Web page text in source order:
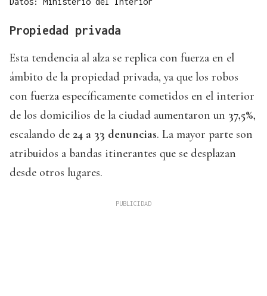
Propiedad privada
Esta tendencia al alza se replica con fuerza en el
ámbito de la propiedad privada, ya que los robos
con fuerza específicamente cometidos en el interior
de los domicilios de la ciudad aumentaron un 37,5%,
escalando de 24 a 33 denuncias. La mayor parte son
atribuidos a bandas itinerantes que se desplazan
desde otros lugares.